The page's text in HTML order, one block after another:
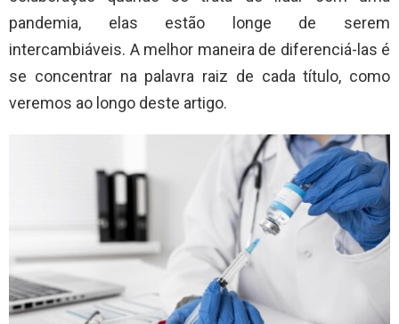
pandemia, elas estão longe de serem
intercambiáveis. A melhor maneira de diferenciá-las é
se concentrar na palavra raiz de cada título, como
veremos ao longo deste artigo.